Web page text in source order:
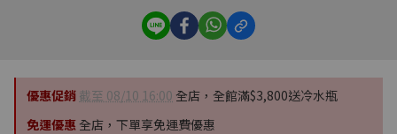
優惠促銷 截至 08/10 16:00 全店，全館滿$3,800送冷水瓶
免運優惠 全店，下單享免運費優惠